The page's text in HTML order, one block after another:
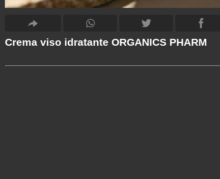
Crema viso idratante ORGANICS PHARM